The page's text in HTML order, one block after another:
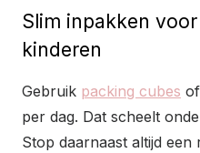
Slim inpakken
kinderen
Gebruik packing cubes of
per dag. Dat scheelt
Stop daarnaast altijd een